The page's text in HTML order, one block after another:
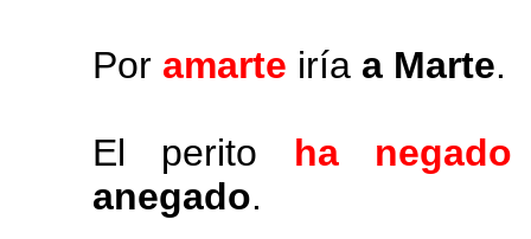
Por amarte iría a Marte.
El perito ha negado
anegado.